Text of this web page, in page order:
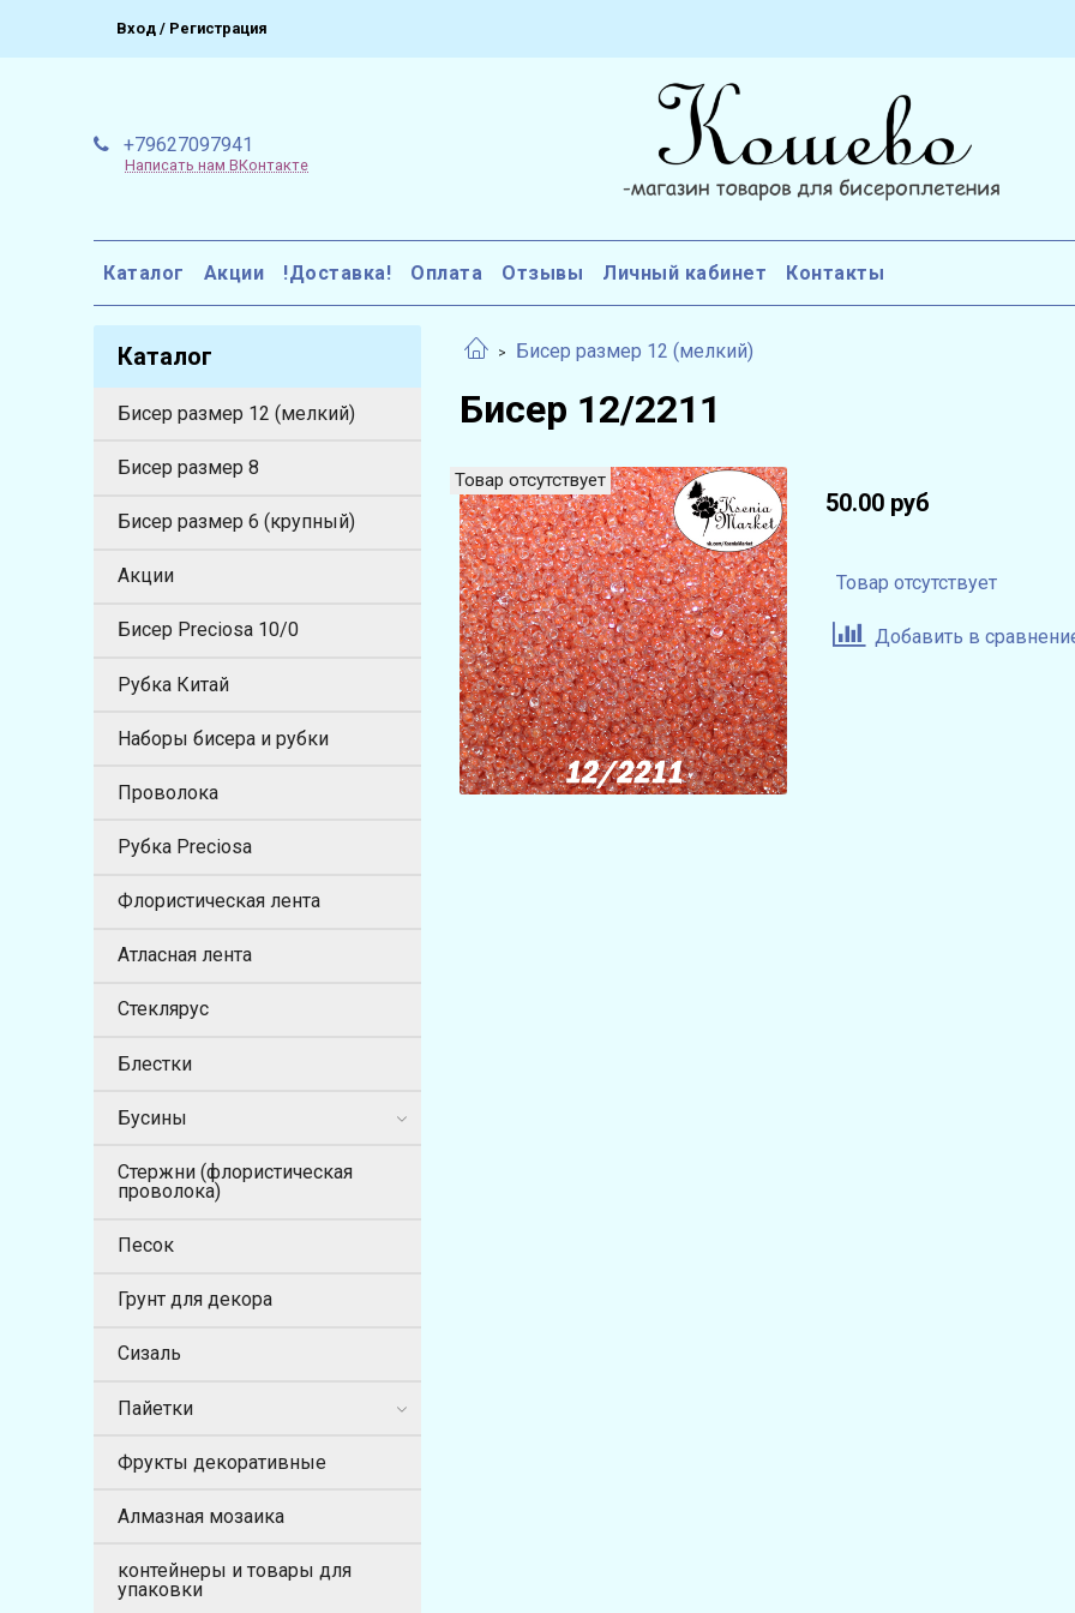
Вход / Регистрация
+79627097941
Написать нам ВКонтакте
Каталог Акции !Доставка! Оплата Отзывы Личный кабинет Контакты
Бисер размер 12 (мелкий)
Бисер 12/2211
Товар отсутствует
50.00 руб
Товар отсутствует
Добавить в
Каталог
Бисер размер 12 (мелкий)
Бисер размер 8
Бисер размер 6 (крупный)
Акции
Бисер Preciosa 10/0
Рубка Китай
Наборы бисера и рубки
Проволока
Рубка Preciosa
Флористическая лента
Атласная лента
Стеклярус
Блестки
Бусины
Стержни (флористическая
проволока)
Песок
Грунт для декора
Сизаль
Пайетки
Фрукты декоративные
Алмазная мозаика
контейнеры и товары для
упаковки